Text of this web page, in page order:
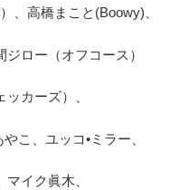
、高橋まこと(Boowy)、
ロー（オフコース）
カーズ）、
こ、ユッコ•ミラー、
イク眞木、